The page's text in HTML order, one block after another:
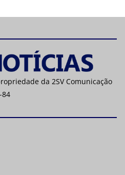
da 2SV Comunicação
84